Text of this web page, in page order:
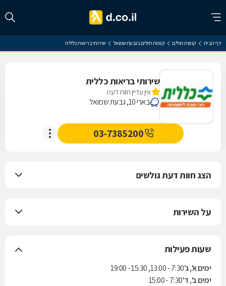
דף הבית קופות חולים קופות חולים בגבעת שמואל שירותי בריאות כללית
שירותי בריאות כללית
אין עדיין חוות דעת
בארי 10, גבעת שמואל
03-7385200
הצג חוות דעת גולשים
על השירות
שעות פעילות
ימים א', ג'7:30 - 13:00, 15:30 - 19:00
ימים ב', ד'7:30 - 15:00